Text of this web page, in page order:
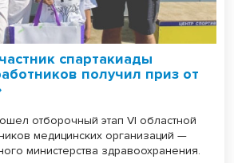
спартакиады
получил приз от
отборочный этап VI областной
медицинских организаций —
министерства здравоохранения.